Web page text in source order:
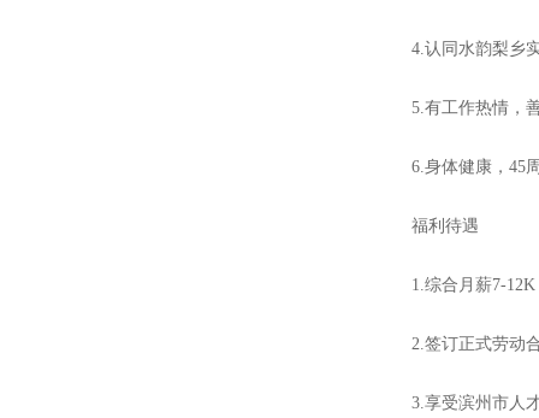
4.认同水韵梨乡
5.有工作热情，
6.身体健康，45
福利待遇
1.综合月薪7-
2.签订正式劳动
3.享受滨州市人